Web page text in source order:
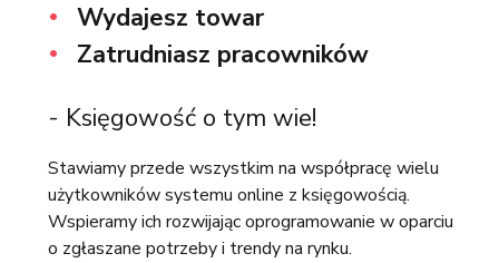
Wydajesz towar
Zatrudniasz pracowników
- Księgowość o tym wie!
Stawiamy przede wszystkim na współpracę wielu
użytkowników systemu online z księgowością.
Wspieramy ich rozwijając oprogramowanie w oparciu
o zgłaszane potrzeby i trendy na rynku.